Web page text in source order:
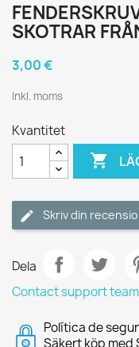
SKOTRAR
3,00 €
Inkl. moms
Kvantitet

Skriv din
Dela
Contact support team
Política de
Säkert köp med